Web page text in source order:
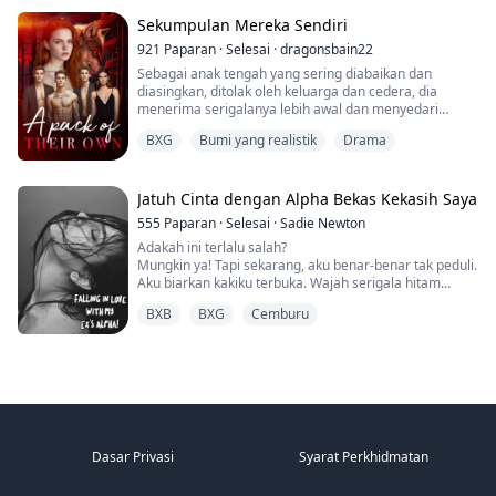
Sekumpulan Mereka Sendiri
921 Paparan ·Selesai ·dragonsbain22
Sebagai anak tengah yang sering diabaikan dan
diasingkan, ditolak oleh keluarga dan cedera, dia
menerima serigalanya lebih awal dan menyedari
bagaimana mengawal kuasanya. Dia meninggalkan
dirinya dan bagaimana mengendalikan kuasanya.
Kemudian, bersama pasangan takdirnya, sahabat
baiknya, adik lelaki pasangan takdirnya, dan neneknya,
mereka memulakan kumpulan mereka sendiri.
BXG Bumi yang realistik Drama
Jatuh Cinta dengan Alpha Bekas Kekasih Saya
555 Paparan ·Selesai ·Sadie Newton
Adakah ini terlalu salah?
Mungkin ya! Tapi sekarang, aku benar-benar tak peduli.
Aku biarkan kakiku terbuka. Wajah serigala hitam
Mengambil nafas dalam-dalam, dia menghirup
Bolehkah sesiapa menyalahkanku kerana hilang
Satu-satunya yang memisahkan kami adalah kain nipis
BXB BXG Cemburu
Dasar Privasi Syarat Perkhidmatan